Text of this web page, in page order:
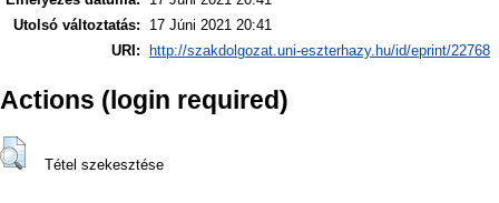
Utolsó változtatás:
17 Júni 2021 20:41
URI:
http://szakdolgozat.uni-eszterhazy.hu/id/eprint/22768
Actions (login required)
Tétel szekesztése